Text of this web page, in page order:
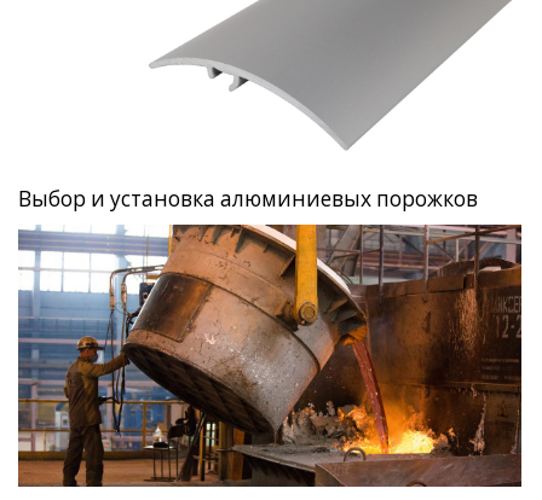
Выбор и установка алюминиевых порожков